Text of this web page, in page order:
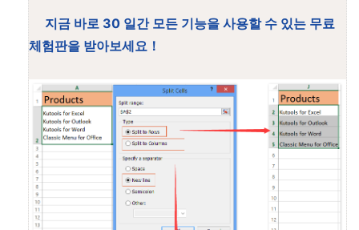
지금 바로 30 일간 모든 기능을 사용할 수 있는 무료
체험판을 받아보세요！